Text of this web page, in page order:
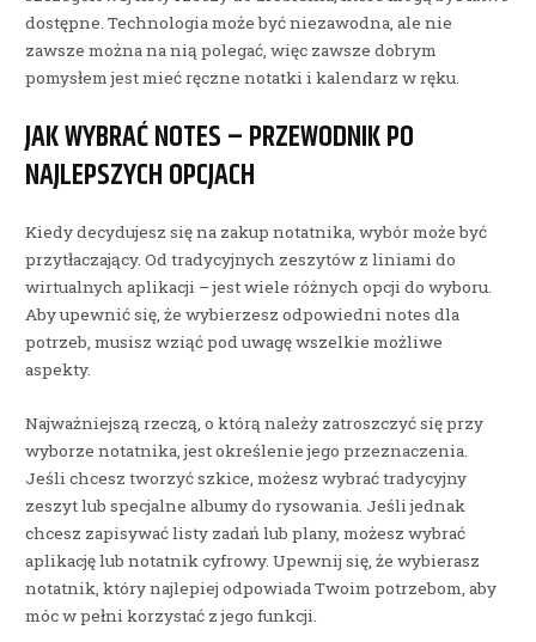
dostępne. Technologia może być niezawodna, ale nie
zawsze można na nią polegać, więc zawsze dobrym
pomysłem jest mieć ręczne notatki i kalendarz w ręku.
JAK WYBRAĆ NOTES – PRZEWODNIK PO
NAJLEPSZYCH OPCJACH
Kiedy decydujesz się na zakup notatnika, wybór może być
przytłaczający. Od tradycyjnych zeszytów z liniami do
wirtualnych aplikacji – jest wiele różnych opcji do wyboru.
Aby upewnić się, że wybierzesz odpowiedni notes dla
potrzeb, musisz wziąć pod uwagę wszelkie możliwe
aspekty.
Najważniejszą rzeczą, o którą należy zatroszczyć się przy
wyborze notatnika, jest określenie jego przeznaczenia.
Jeśli chcesz tworzyć szkice, możesz wybrać tradycyjny
zeszyt lub specjalne albumy do rysowania. Jeśli jednak
chcesz zapisywać listy zadań lub plany, możesz wybrać
aplikację lub notatnik cyfrowy. Upewnij się, że wybierasz
notatnik, który najlepiej odpowiada Twoim potrzebom, aby
móc w pełni korzystać z jego funkcji.